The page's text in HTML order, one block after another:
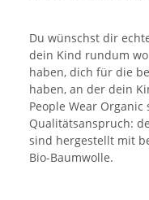
Du wünschst dir
dein Kind rundum
haben, dich für die
haben, an der dein
People Wear
Qualitätsanspruch:
sind hergestellt mit
Bio-Baumwolle.